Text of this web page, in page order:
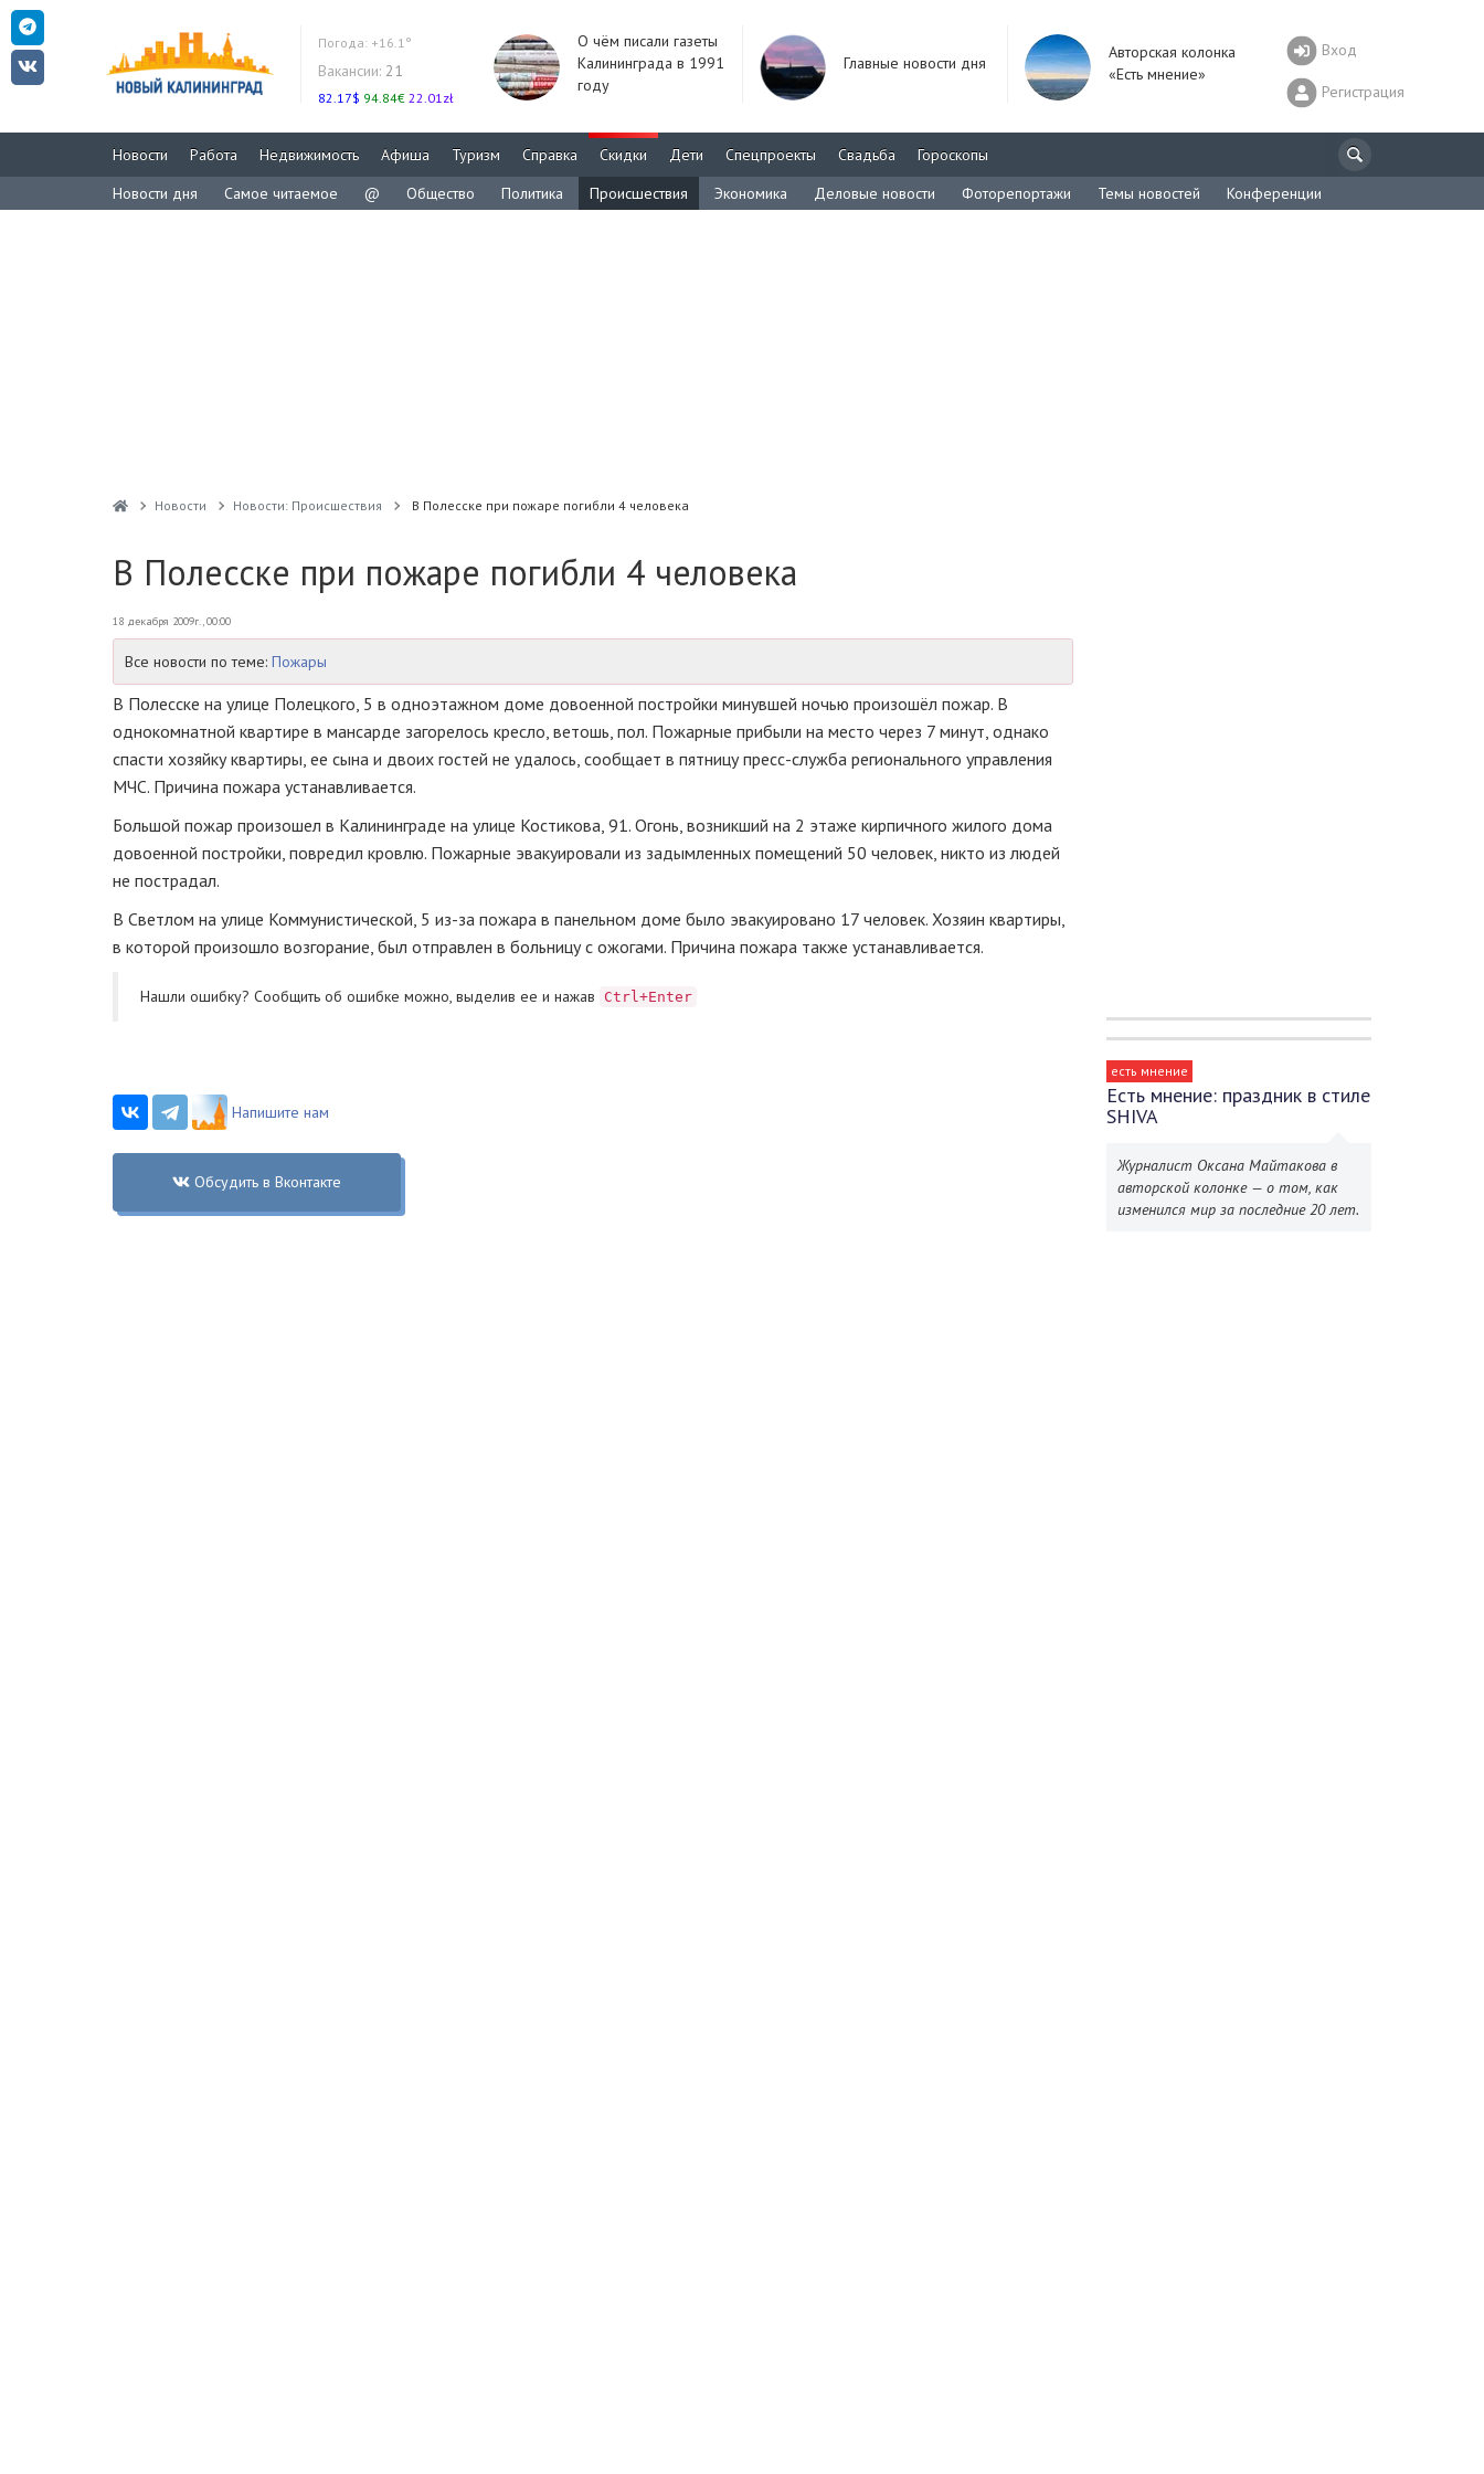
Погода: +16.1°
Вакансии: 21
82.17$ 94.84€ 22.01zł
О чём писали газеты
Калининграда в 1991
году
Главные новости дня
Авторская колонка
«Есть мнение»
Вход
Регистрация
Новости Работа Недвижимость Афиша Туризм Справка Скидки Дети Спецпроекты Свадьба
Гороскопы
Новости дня
Самое читаемое @ Общество Политика Происшествия Экономика Деловые новости Фоторепортажи Темы новостей Конференции
Новости Новости: Происшествия В Полесске при пожаре погибли 4 человека
В Полесске при пожаре погибли 4 человека
18 декабря 2009г., 00:00
Все новости по теме: Пожары
В Полесске на улице Полецкого, 5 в одноэтажном доме довоенной постройки минувшей ночью произошёл пожар. В
однокомнатной квартире в мансарде загорелось кресло, ветошь, пол. Пожарные прибыли на место через 7 минут, однако
спасти хозяйку квартиры, ее сына и двоих гостей не удалось, сообщает в пятницу пресс-служба регионального управления
МЧС. Причина пожара устанавливается.
Большой пожар произошел в Калининграде на улице Костикова, 91. Огонь, возникший на 2 этаже кирпичного жилого дома
довоенной постройки, повредил кровлю. Пожарные эвакуировали из задымленных помещений 50 человек, никто из людей
не пострадал.
В Светлом на улице Коммунистической, 5 из-за пожара в панельном доме было эвакуировано 17 человек. Хозяин квартиры,
в которой произошло возгорание, был отправлен в больницу с ожогами. Причина пожара также устанавливается.
Нашли ошибку? Cообщить об ошибке можно, выделив ее и нажав Ctrl+Enter
Напишите нам
Обсудить в Вконтакте
есть мнение
Есть мнение: праздник в стиле
SHIVA
Журналист Оксана Майтакова в
авторской колонке — о том, как
изменился мир за последние 20 лет.